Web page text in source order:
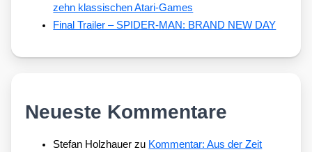
zehn klassischen Atari-Games
Final Trailer – SPIDER-MAN: BRAND NEW DAY
Neueste Kommentare
Stefan Holzhauer zu Kommentar: Aus der Zeit